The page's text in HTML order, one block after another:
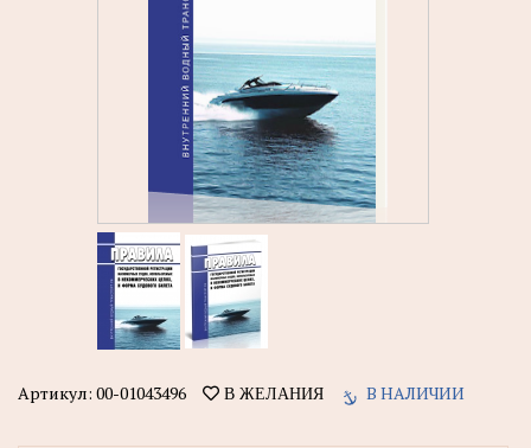
Артикул: 00-01043496 В ЖЕЛАНИЯ В НАЛИЧИИ